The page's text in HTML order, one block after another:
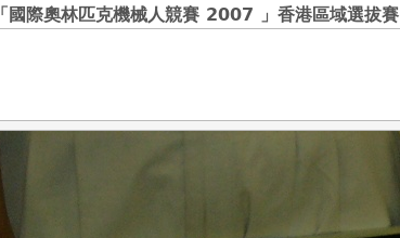
「國際奧林匹克機械人競賽 2007 」香港區域選拔賽